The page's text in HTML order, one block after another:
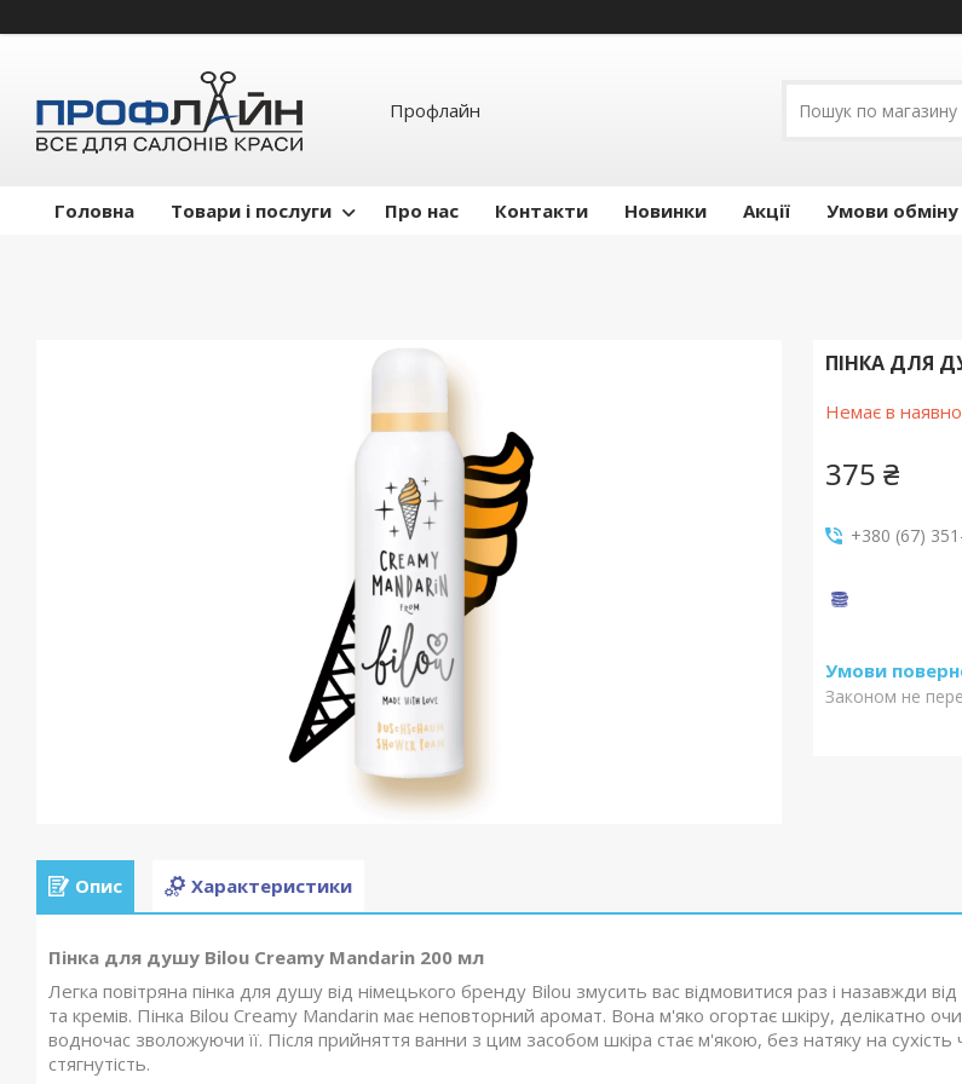
Профлайн
Головна Товари і послуги Про нас Контакти Новинки Акції Умови обміну
ПІНКА ДЛЯ
Немає в
375 ₴
+380 (67)
Законом не
Опис Характеристики
Пінка для душу Bilou Creamy Mandarin 200 мл
Легка повітряна пінка для душу від німецького бренду Bilou змусить вас відмовитися раз і назавжди від
та кремів. Пінка Bilou Creamy Mandarin має неповторний аромат. Вона м'яко огортає шкіру, делікатно
водночас зволожуючи її. Після прийняття ванни з цим засобом шкіра стає м'якою, без натяку на сухість
стягнутість.